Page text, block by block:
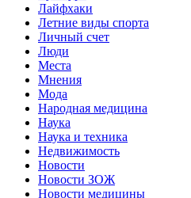
Лайфхаки
Летние виды спорта
Личный счет
Люди
Места
Мнения
Мода
Народная медицина
Наука
Наука и техника
Недвижимость
Новости
Новости ЗОЖ
Новости медицины